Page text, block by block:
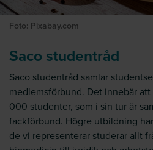
Foto: Pixabay.com
Saco studentråd
Saco studentråd samlar
medlemsförbund. Det innebär att
000 studenter, som i sin tur är
fackförbund. Högre utbildning
de vi representerar studerar allt